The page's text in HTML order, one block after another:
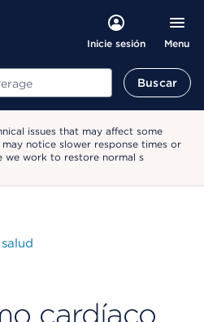
Inicie sesión Menu
Buscar
issues that may affect some
notice slower response times or
we work to restore normal s
cardíaco